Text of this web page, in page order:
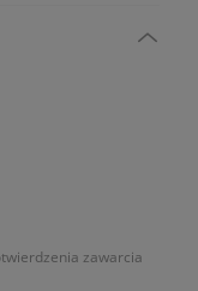
zawarcia